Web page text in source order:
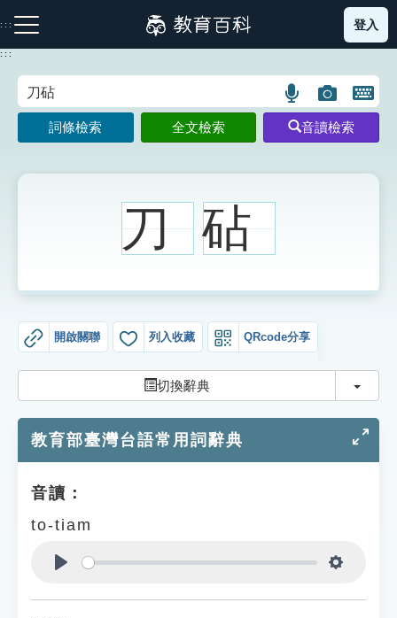
到
主
:::
注音索引圖示 筆畫索引圖示 部首索引表圖示
生字詞彙表
知識索引
遊戲專區
登入
:::
語
言
搜
圖
片
搜
開
鍵
圖
詞條檢索 全文檢索 音讀檢索
刀 砧
開啟關聯 列入收藏 QRcode分享
切換辭典 切換
教育部臺灣台語常用詞辭典
音讀：
to-tiam